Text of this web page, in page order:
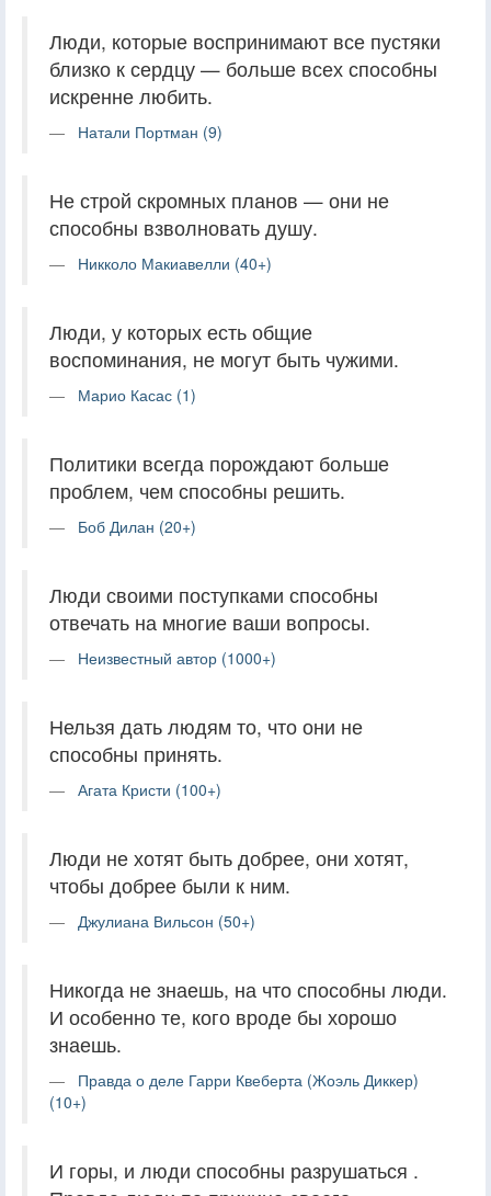
Люди, которые воспринимают все пустяки
близко к сердцу — больше всех способны
искренне любить.
Натали Портман (9)
Не строй скромных планов — они не
способны взволновать душу.
Никколо Макиавелли (40+)
Люди, у кoтoрых есть общие
воспоминания, не могут быть чужими.
Марио Касас (1)
Политики всегда порождают больше
проблем, чем способны решить.
Боб Дилан (20+)
Люди своими поступками способны
отвечать на многие ваши вопросы.
Неизвестный автор (1000+)
Нельзя дать людям то, что они не
способны принять.
Агата Кристи (100+)
Люди не хотят быть добрее, они хотят,
чтобы добрее были к ним.
Джулиана Вильсон (50+)
Никогда не знаешь, на что способны люди.
И особенно те, кого вроде бы хорошо
знаешь.
Правда о деле Гарри Квеберта (Жоэль Диккер)
(10+)
И горы, и люди способны разрушаться .